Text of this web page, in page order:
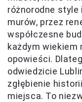
różnorodne style
murów, przez
współczesne
każdym wiekiem
opowieści.
odwiedzicie
zgłębienie
miejsca. To